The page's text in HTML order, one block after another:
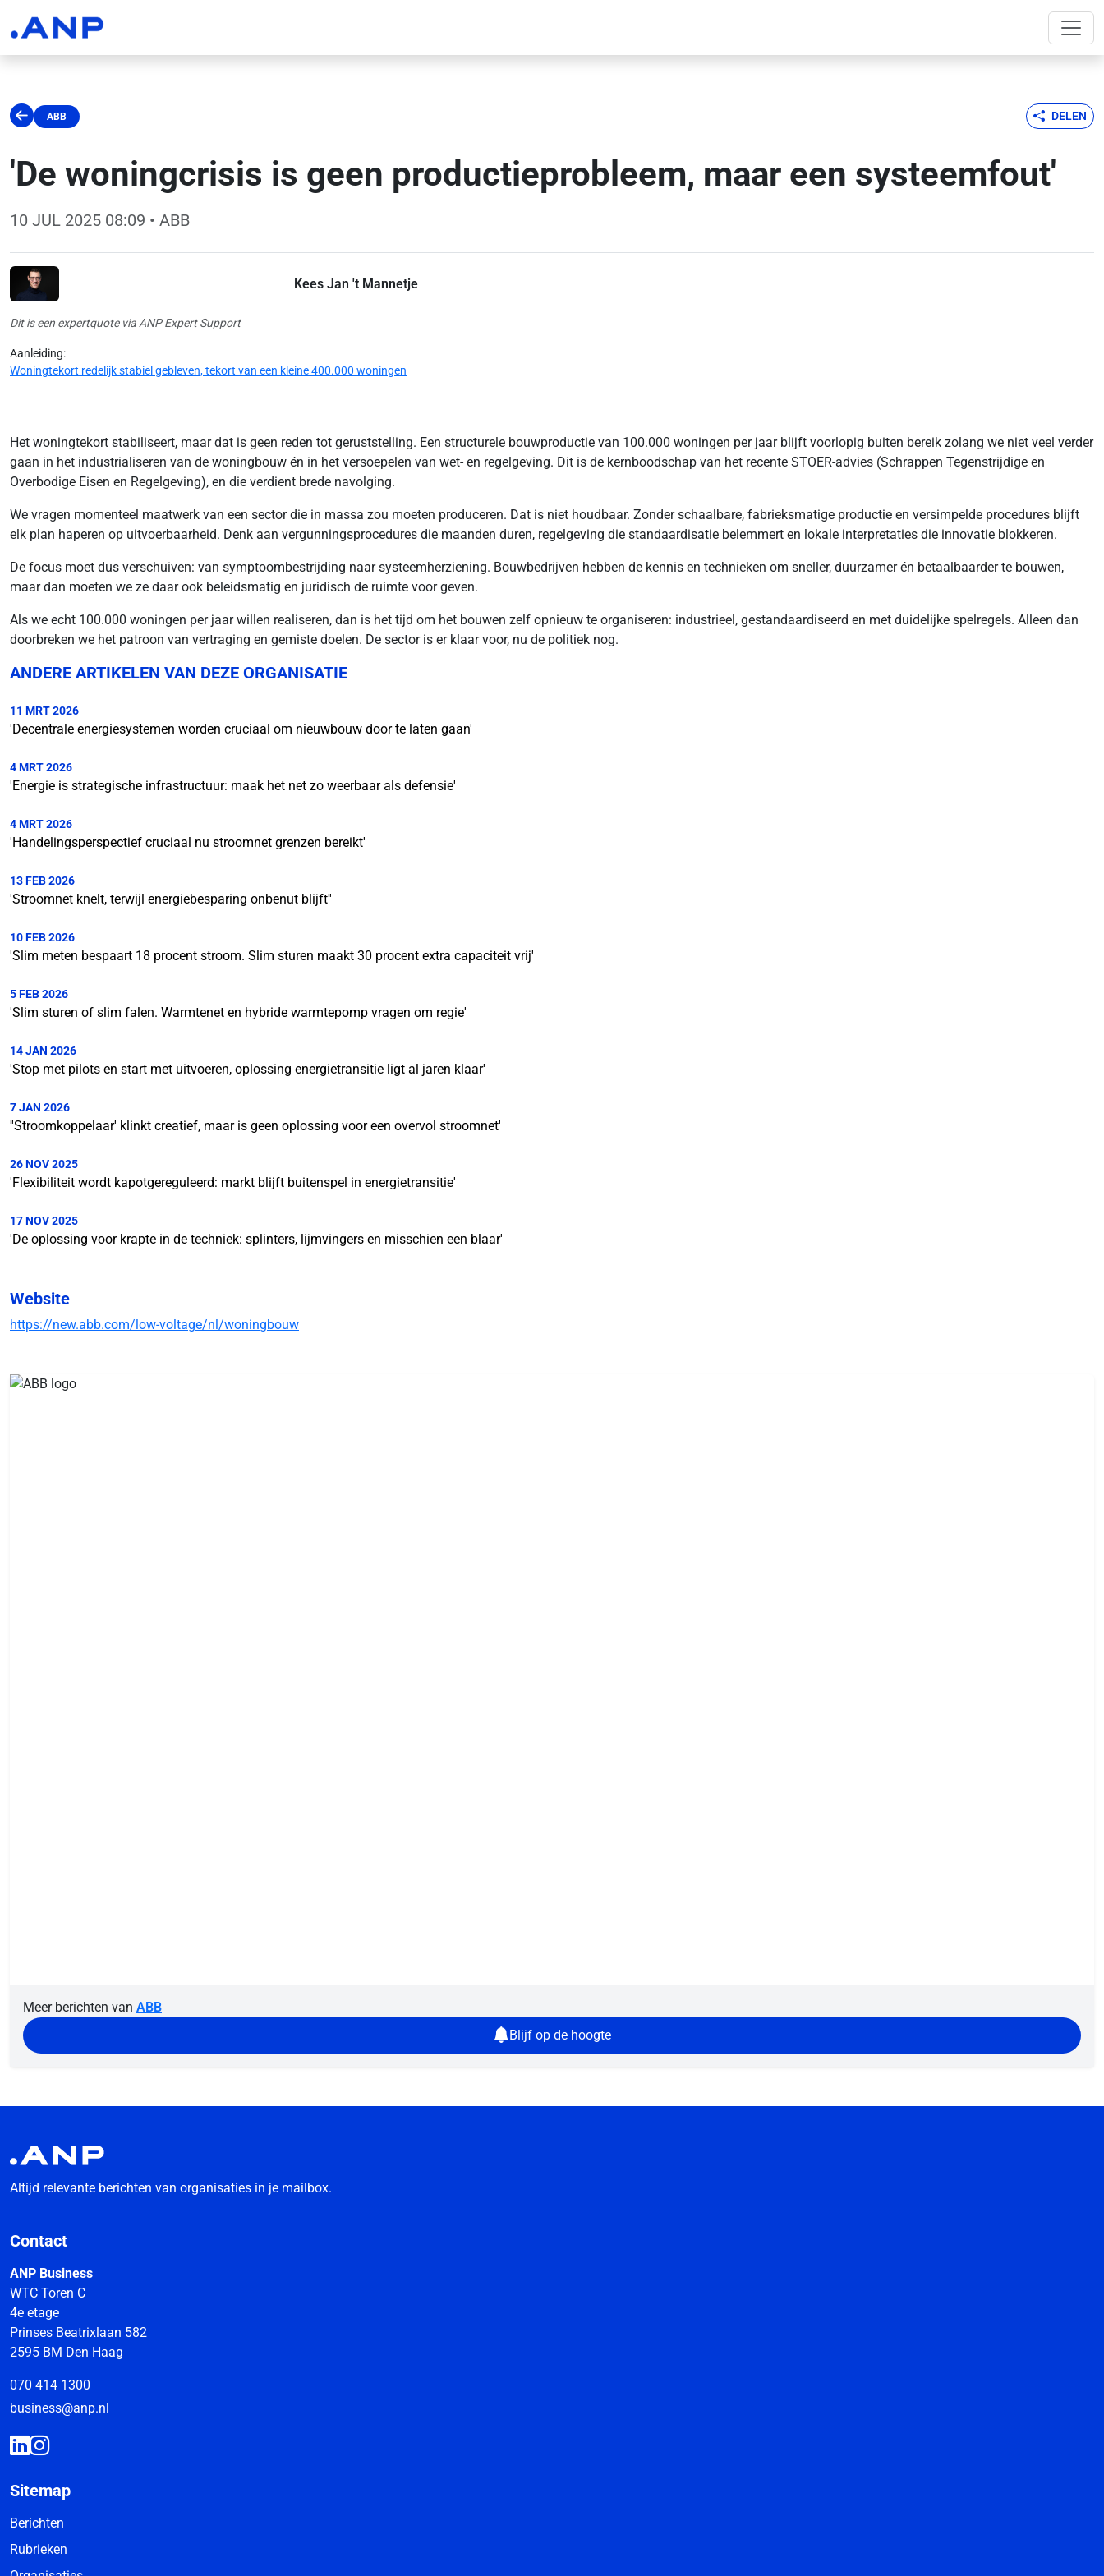
ABB DELEN
'De woningcrisis is geen productieprobleem, maar een systeemfout'
10 JUL 2025 08:09 • ABB
Kees Jan 't Mannetje
Dit is een expertquote via ANP Expert Support
Aanleiding:
Woningtekort redelijk stabiel gebleven, tekort van een kleine 400.000 woningen
Het woningtekort stabiliseert, maar dat is geen reden tot geruststelling. Een structurele bouwproductie van 100.000 woningen per jaar blijft voorlopig buiten bereik zolang we niet veel verder
gaan in het industrialiseren van de woningbouw én in het versoepelen van wet- en regelgeving. Dit is de kernboodschap van het recente STOER-advies (Schrappen Tegenstrijdige en
Overbodige Eisen en Regelgeving), en die verdient brede navolging.
We vragen momenteel maatwerk van een sector die in massa zou moeten produceren. Dat is niet houdbaar. Zonder schaalbare, fabrieksmatige productie en versimpelde procedures blijft
elk plan haperen op uitvoerbaarheid. Denk aan vergunningsprocedures die maanden duren, regelgeving die standaardisatie belemmert en lokale interpretaties die innovatie blokkeren.
De focus moet dus verschuiven: van symptoombestrijding naar systeemherziening. Bouwbedrijven hebben de kennis en technieken om sneller, duurzamer én betaalbaarder te bouwen,
maar dan moeten we ze daar ook beleidsmatig en juridisch de ruimte voor geven.
Als we echt 100.000 woningen per jaar willen realiseren, dan is het tijd om het bouwen zelf opnieuw te organiseren: industrieel, gestandaardiseerd en met duidelijke spelregels. Alleen dan
doorbreken we het patroon van vertraging en gemiste doelen. De sector is er klaar voor, nu de politiek nog.
ANDERE ARTIKELEN VAN DEZE ORGANISATIE
11 MRT 2026
'Decentrale energiesystemen worden cruciaal om nieuwbouw door te laten gaan'
4 MRT 2026
'Energie is strategische infrastructuur: maak het net zo weerbaar als defensie'
4 MRT 2026
'Handelingsperspectief cruciaal nu stroomnet grenzen bereikt'
13 FEB 2026
'Stroomnet knelt, terwijl energiebesparing onbenut blijft''
10 FEB 2026
'Slim meten bespaart 18 procent stroom. Slim sturen maakt 30 procent extra capaciteit vrij'
5 FEB 2026
'Slim sturen of slim falen. Warmtenet en hybride warmtepomp vragen om regie'
14 JAN 2026
'Stop met pilots en start met uitvoeren, oplossing energietransitie ligt al jaren klaar'
7 JAN 2026
''Stroomkoppelaar' klinkt creatief, maar is geen oplossing voor een overvol stroomnet'
26 NOV 2025
'Flexibiliteit wordt kapotgereguleerd: markt blijft buitenspel in energietransitie'
17 NOV 2025
'De oplossing voor krapte in de techniek: splinters, lijmvingers en misschien een blaar'
Website
https://new.abb.com/low-voltage/nl/woningbouw
Meer berichten van ABB
Blijf op de hoogte
Altijd relevante berichten van organisaties in je mailbox.
Contact
ANP Business
WTC Toren C
4e etage
Prinses Beatrixlaan 582
2595 BM Den Haag
070 414 1300
business@anp.nl
Sitemap
Berichten
Rubrieken